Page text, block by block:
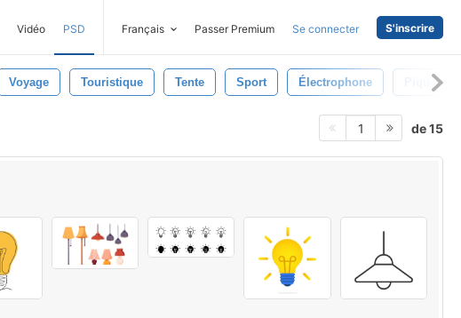
Vidéo PSD Français Passer Premium Se connecter S'inscrire
Voyage Touristique Tente Sport Électrophone Pique-
1 de 15